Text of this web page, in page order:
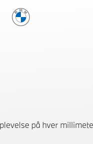
BMW Danmark
på hver